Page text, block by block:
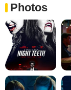
Photos